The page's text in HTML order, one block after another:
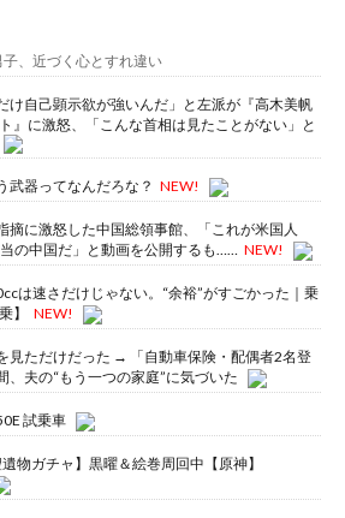
、近づく心とすれ違い
け自己顕示欲が強いんだ」と左派が『高木美帆
』に激怒、「こんな首相は見たことがない」と
武器ってなんだろな？ NEW!
摘に激怒した中国総領事館、「これが米国人
の中国だ」と動画を公開するも…… NEW!
は速さだけじゃない。“余裕”がすごかった｜乗
】
NEW!
見ただけだった → 「自動車保険・配偶者2名登
夫の“もう一つの家庭”に気づいた
試乗車
物ガチャ】黒曜＆絵巻周回中【原神】